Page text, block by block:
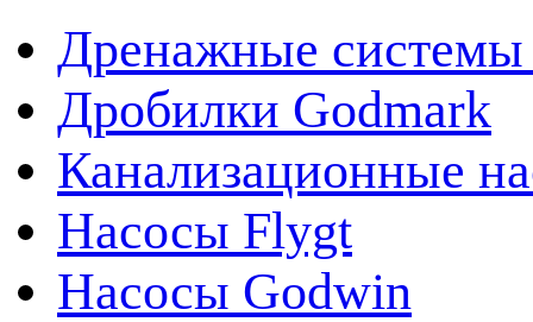
Дренажные системы
Дробилки Godmark
Канализационные
Насосы Flygt
Насосы Godwin